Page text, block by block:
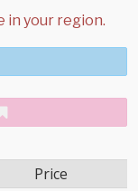
Price